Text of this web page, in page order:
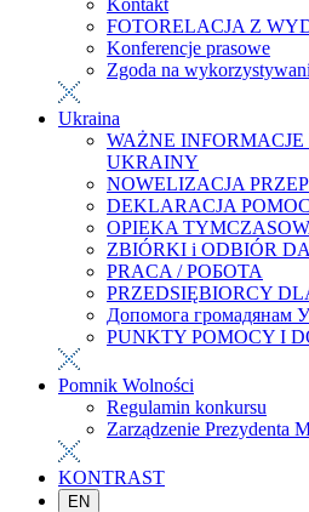
FOTORELACJA Z
Konferencje prasowe
Zgoda na
Ukraina
WAŻNE
UKRAINY
NOWELIZACJA
DEKLARACJA
OPIEKA
ZBIÓRKI i ODBIÓR
PRACA / РОБОТА
PRZEDSIĘBIORCY
Допомога громадянам
PUNKTY POMOCY I
Pomnik Wolności
Regulamin konkursu
Zarządzenie Prezydenta
KONTRAST
EN